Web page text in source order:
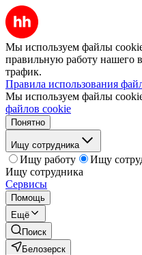
Мы используем файлы
правильную работу нашего
трафик.
Правила использования
Мы используем файлы
файлов cookie
Понятно
Ищу сотрудника
Ищу работу
Ищу
Ищу сотрудника
Сервисы
Помощь
Ещё
Поиск
Белозерск